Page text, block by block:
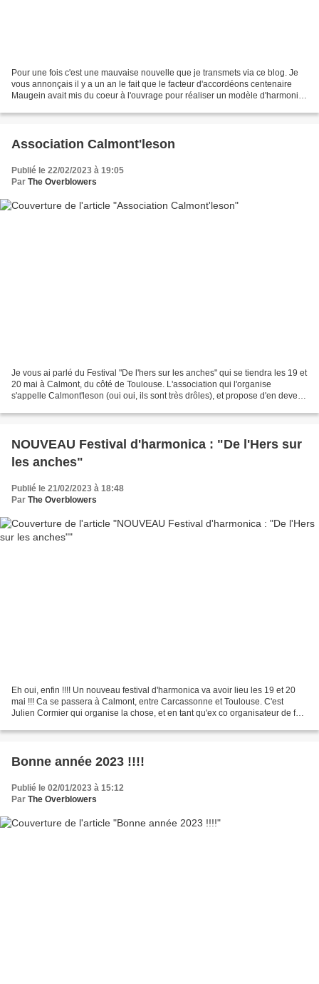
Pour une fois c'est une mauvaise nouvelle que je transmets via ce blog. Je
vous annonçais il y a un an le fait que le facteur d'accordéons centenaire
Maugein avait mis du coeur à l'ouvrage pour réaliser un modèle d'harmonica
Association Calmont'leson
Publié le 22/02/2023 à 19:05
Par The Overblowers
Je vous ai parlé du Festival "De l'hers sur les anches" qui se tiendra les 19 et
20 mai à Calmont, du côté de Toulouse. L'association qui l'organise
s'appelle Calmont'leson (oui oui, ils sont très drôles), et propose d'en devenir
NOUVEAU Festival d'harmonica : "De l'Hers sur
les anches"
Publié le 21/02/2023 à 18:48
Par The Overblowers
Eh oui, enfin !!!! Un nouveau festival d'harmonica va avoir lieu les 19 et 20
mai !!! Ca se passera à Calmont, entre Carcassonne et Toulouse. C'est
Julien Cormier qui organise la chose, et en tant qu'ex co organisateur de feu
Bonne année 2023 !!!!
Publié le 02/01/2023 à 15:12
Par The Overblowers